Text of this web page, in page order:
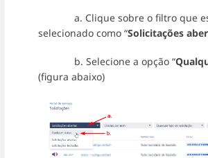
a. Clique sobre o filtro que
selecionado como “Solicitações
b. Selecione a opção “
(figura abaixo)